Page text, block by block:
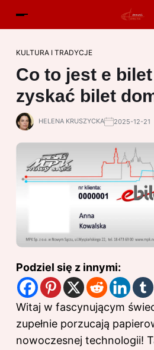
KULTURA I TRADYCJE
Co to jest e
zyskać bilet
HELENA KRUSZYCKA 2025-12-21
Podziel się z innymi:
Witaj w fascynującym
zupełnie porzucają
nowoczesnej technologii!